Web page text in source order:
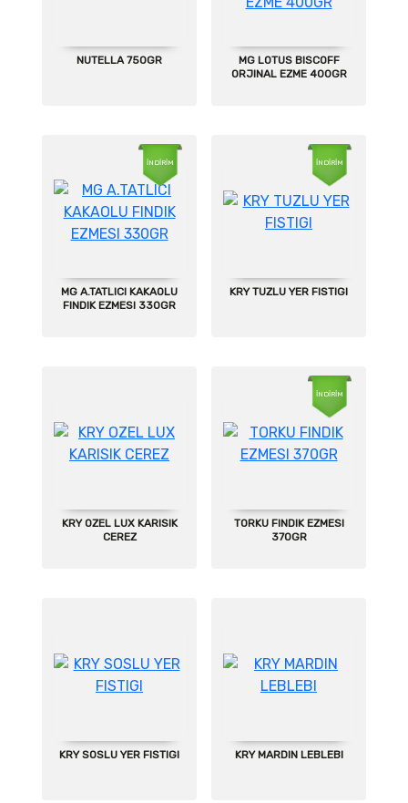
NUTELLA 750GR
MG LOTUS BISCOFF
ORJINAL EZME 400GR
İNDİRİM
MG A.TATLICI KAKAOLU
FINDIK EZMESI 330GR
İNDİRİM
KRY TUZLU YER FISTIGI
KRY OZEL LUX KARISIK
CEREZ
İNDİRİM
TORKU FINDIK EZMESI
370GR
KRY SOSLU YER FISTIGI KRY MARDIN LEBLEBI